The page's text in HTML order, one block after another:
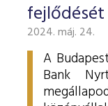
fejlődését
2024. máj. 24.
A
Bank